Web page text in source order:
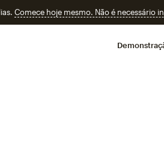
Comece hoje mesmo. Não é necessário